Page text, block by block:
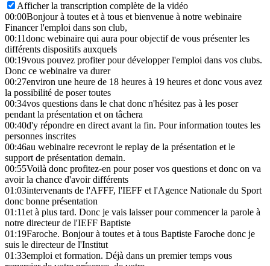
Afficher la transcription complète de la vidéo
00:00Bonjour à toutes et à tous et bienvenue à notre webinaire
Financer l'emploi dans son club,
00:11donc webinaire qui aura pour objectif de vous présenter les
différents dispositifs auxquels
00:19vous pouvez profiter pour développer l'emploi dans vos clubs.
Donc ce webinaire va durer
00:27environ une heure de 18 heures à 19 heures et donc vous avez
la possibilité de poser toutes
00:34vos questions dans le chat donc n'hésitez pas à les poser
pendant la présentation et on tâchera
00:40d'y répondre en direct avant la fin. Pour information toutes les
personnes inscrites
00:46au webinaire recevront le replay de la présentation et le
support de présentation demain.
00:55Voilà donc profitez-en pour poser vos questions et donc on va
avoir la chance d'avoir différents
01:03intervenants de l'AFFF, l'IEFF et l'Agence Nationale du Sport
donc bonne présentation
01:11et à plus tard. Donc je vais laisser pour commencer la parole à
notre directeur de l'IEFF Baptiste
01:19Faroche. Bonjour à toutes et à tous Baptiste Faroche donc je
suis le directeur de l'Institut
01:33emploi et formation. Déjà dans un premier temps vous